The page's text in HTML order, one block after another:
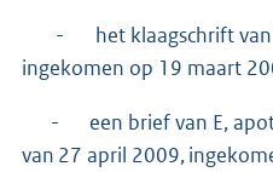
- het klaagschrift van
ingekomen op 19 maart
- een brief van E,
van 27 april 2009,